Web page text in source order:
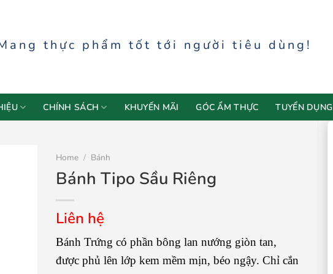
thực phẩm tốt tới người tiêu dùng!
CHÍNH SÁCH KHUYẾN MÃI GÓC ẨM THỰC TUYỂN DỤNG
Home / Bánh
Bánh Tipo Sầu Riêng
Liên hệ
Bánh Trứng có phần bông lan nướng giòn tan,
được phủ lên lớp kem mềm mịn, béo ngậy. Chỉ cắn